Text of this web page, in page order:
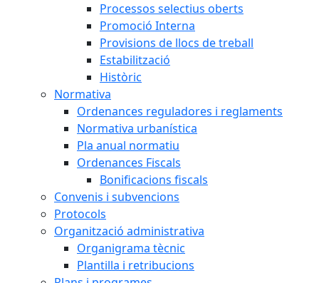
Processos selectius oberts
Promoció Interna
Provisions de llocs de treball
Estabilització
Històric
Normativa
Ordenances reguladores i reglaments
Normativa urbanística
Pla anual normatiu
Ordenances Fiscals
Bonificacions fiscals
Convenis i subvencions
Protocols
Organització administrativa
Organigrama tècnic
Plantilla i retribucions